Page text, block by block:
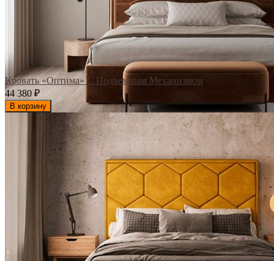
Кровать «Оптима» С Подъемным Механизмом
44 380 ₽
В корзину